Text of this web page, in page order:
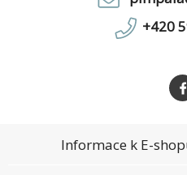
+420
Informace k E-